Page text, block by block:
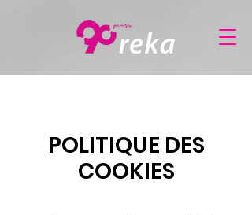
légales
POLITIQUE DES
COOKIES